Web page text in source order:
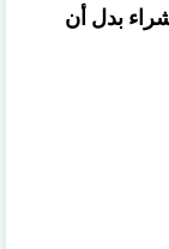
بدل أن